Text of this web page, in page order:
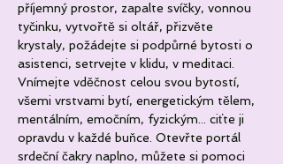
příjemný prostor, zapalte svíčky, vonnou
tyčinku, vytvořtě si oltář, přizvěte
krystaly, požádejte si podpůrné bytosti o
asistenci, setrvejte v klidu, v meditaci.
Vnímejte vděčnost celou svou bytostí,
všemi vrstvami bytí, energetickým tělem,
mentálním, emočním, fyzickým... ciťte ji
opravdu v každé buňce. Otevřte portál
srdeční čakry naplno, můžete si pomoci